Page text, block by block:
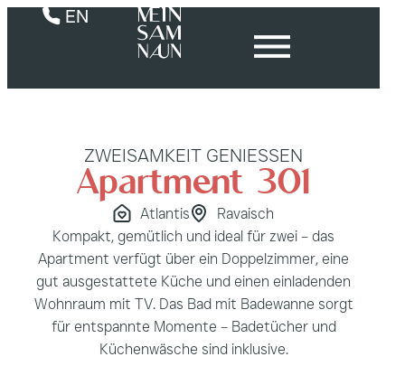
EN
ZWEISAMKEIT GENIESSEN
Apartment 301
Atlantis
Ravaisch
Kompakt, gemütlich und ideal für zwei – das
Apartment verfügt über ein Doppelzimmer, eine
gut ausgestattete Küche und einen einladenden
Wohnraum mit TV. Das Bad mit Badewanne sorgt
für entspannte Momente – Badetücher und
Küchenwäsche sind inklusive.